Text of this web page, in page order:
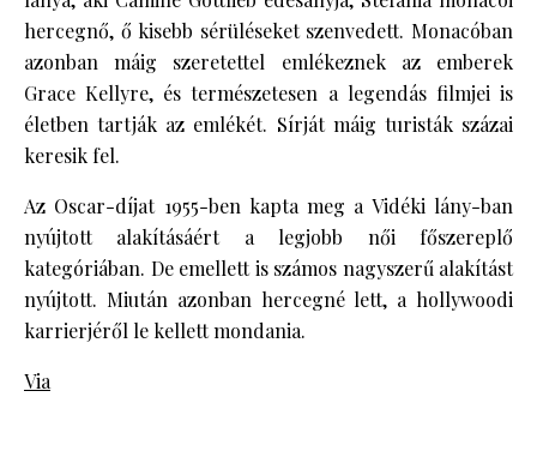
hercegnő, ő kisebb sérüléseket szenvedett. Monacóban
azonban máig szeretettel emlékeznek az emberek
Grace Kellyre, és természetesen a legendás filmjei is
életben tartják az emlékét. Sírját máig turisták százai
keresik fel.
Az Oscar-díjat 1955-ben kapta meg a Vidéki lány-ban
nyújtott alakításáért a legjobb női főszereplő
kategóriában. De emellett is számos nagyszerű alakítást
nyújtott. Miután azonban hercegné lett, a hollywoodi
karrierjéről le kellett mondania.
Via